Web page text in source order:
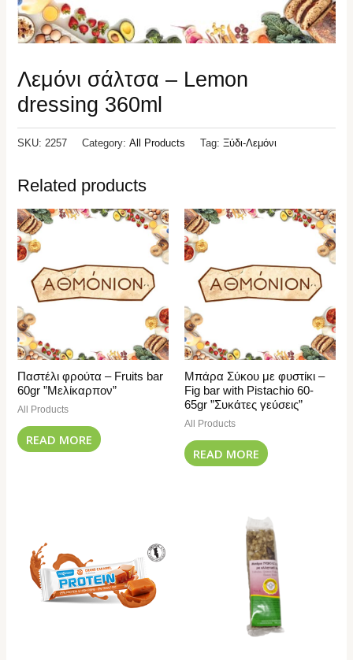
Λεμόνι σάλτσα – Lemon
dressing 360ml
SKU: 2257 Category:All Products Tag:Ξύδι-Λεμόνι
Related products
Παστέλι φρούτα – Fruits bar
60gr ”Μελίκαρπον”
All Products
READ MORE
Μπάρα Σύκου με φυστίκι –
Fig bar with Pistachio 60-
65gr ”Συκάτες γεύσεις”
All Products
READ MORE